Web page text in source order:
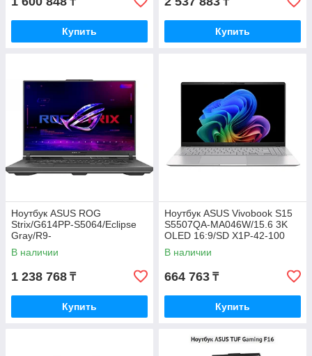
Купить Купить
Ноутбук ASUS ROG
Strix/G614PP-S5064/Eclipse
Gray/R9-
8940HX/RTX5070/32G/D5/1T
PCIE G4/16 WQXGA 16:10
В наличии
1 238 768 ₸
Купить
Ноутбук ASUS Vivobook S15
S5507QA-MA046W/15.6 3K
OLED 16:9/SD X1P-42-100
45T/Adr/W11H/D5 16G/512G
PCIe/FHD
В наличии
664 763 ₸
Купить